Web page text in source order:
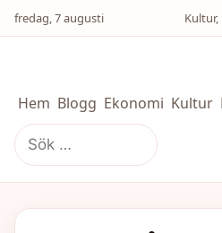
fredag, 7 augusti
Hem Blogg Ekonomi Kultur
Sök
efter: